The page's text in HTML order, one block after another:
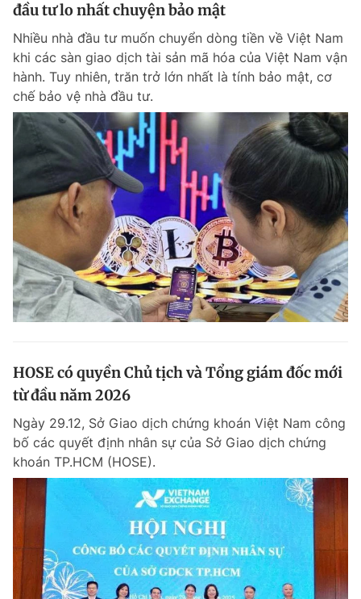
Chuyên mục khác
Chào ngày mới
Tin thị trường Tin 360
Video Magazine
Sản phẩm khác
Tiện ích Bạn cần biết
Đọc Thanh Niên trên điện thoại
Theo dõi báo trên
Đổi mật khẩu
Tin đã lưu
Tin đã xem
Đăng xuất
đầu tư lo nhất chuyện bảo mật
Nhiều nhà đầu tư muốn chuyển dòng tiền về Việt Nam
khi các sàn giao dịch tài sản mã hóa của Việt Nam vận
hành. Tuy nhiên, trăn trở lớn nhất là tính bảo mật, cơ
chế bảo vệ nhà đầu tư.
HOSE có quyền Chủ tịch và Tổng giám đốc mới
từ đầu năm 2026
Ngày 29.12, Sở Giao dịch chứng khoán Việt Nam công
bố các quyết định nhân sự của Sở Giao dịch chứng
khoán TP.HCM (HOSE).